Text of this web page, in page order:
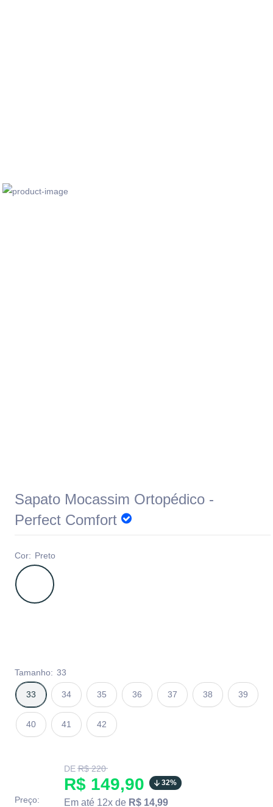
Sapato Mocassim Ortopédico -
Perfect Comfort
Cor: Preto
Tamanho: 33
33 34 35 36 37 38 39
40 41 42
Preço:
DETranslation
missing:
pt-
BR.product.general.regular_price
R$ 220
Translation
missing:
R$ 149,90 32%
Em até 12x de R$ 14,99